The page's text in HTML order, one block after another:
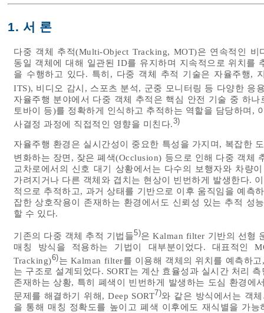
1. 서 론
다중 객체 추적(Multi-Object Tracking, MOT)은 연속적인
동일 객체에 대해 일관된 ID를 유지하며 지속적으로 위치를
을 수행하고 있다. 특히, 다중 객체 추적 기술은 자율주행,
ITS), 비디오 감시, 스포츠 분석, 군중 모니터링 등 다양한 응
자율주행 분야에서 다중 객체 추적은 핵심 안전 기술 중 하
토바이 등)를 정확하게 인식하고 추적하는 역할을 담당하며,
사결정 과정에 직접적인 영향을 미친다.3)
자율주행 환경은 실시간성이 중요한 특성을 가지며, 복잡한
변화하는 장면, 잦은 폐색(Occlusion) 등으로 인해 다중 객체
교차로에서의 신호 대기 상황에서는 다수의 보행자와 차량
가려지거나 다른 객체와 겹치는 현상이 빈번하게 발생한다.
적으로 추적하고, 과거 상태를 기반으로 이후 움직임을 예측
잡한 상호작용이 존재하는 환경에서도 신뢰성 있는 추적 성
할 수 있다.
기존의 다중 객체 추적 기법들5)은 Kalman filter 기반의 선형
매칭 방식을 적용하는 기법이 대부분이었다. 대표적인
Tracking)6)는 Kalman filter를 이용해 객체의 위치를 예측하
는 구조로 설계되었다. SORT는 계산 효율성과 실시간 처리
존재하는 상황, 특히 폐색이 빈번하게 발생하는 도심 환경에
문제를 해결하기 위해, Deep SORT7)와 같은 방식에서는 객
을 통해 매칭 정확도를 높이고 폐색 이후에도 재식별을 가